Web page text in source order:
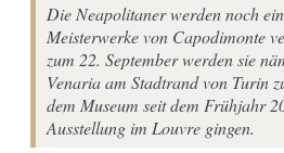
Die Neapolitaner werden noch
Meisterwerke von Capodimonte
zum 22. September werden sie
Venaria am Stadtrand von Turin
dem Museum seit dem Frühjahr
Ausstellung im Louvre gingen.